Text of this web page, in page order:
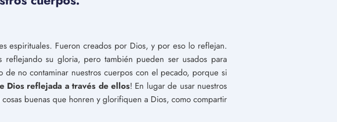
espirituales. Fueron creados por Dios, y por eso lo reflejan.
su gloria, pero también pueden ser usados para
no contaminar nuestros cuerpos con el pecado, porque si
Dios reflejada a través de ellos! En lugar de usar nuestros
buenas que honren y glorifiquen a Dios, como compartir